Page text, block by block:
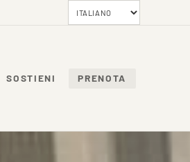
SOSTIENI PRENOTA